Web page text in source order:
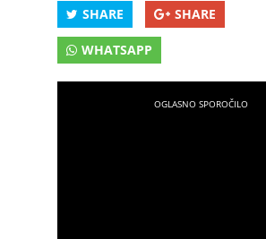
SHARE SHARE
WHATSAPP